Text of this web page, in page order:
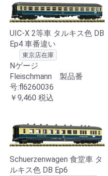
UIC-X 2等車 タルキス色 DB
Ep4 車番違い
東京店在庫
Nゲージ
Fleischmann 製品番
号:fl6260036
￥9,460 税込
Schuerzenwagen 食堂車 タ
ルキス色 DB Ep6